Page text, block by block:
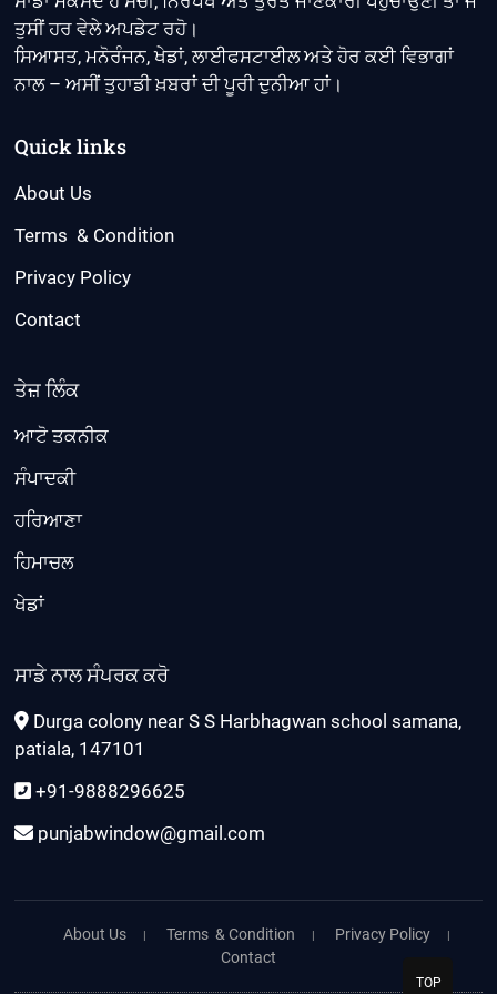
ਤੁਸੀਂ ਹਰ ਵੇਲੇ ਅਪਡੇਟ ਰਹੋ।
ਸਿਆਸਤ, ਮਨੋਰੰਜਨ, ਖੇਡਾਂ, ਲਾਈਫਸਟਾਈਲ ਅਤੇ ਹੋਰ ਕਈ ਵਿਭਾਗਾਂ
ਨਾਲ – ਅਸੀਂ ਤੁਹਾਡੀ ਖ਼ਬਰਾਂ ਦੀ ਪੂਰੀ ਦੁਨੀਆ ਹਾਂ।
Quick links
About Us
Terms & Condition
Privacy Policy
Contact
ਤੇਜ਼ ਲਿੰਕ
ਆਟੋ ਤਕਨੀਕ
ਸੰਪਾਦਕੀ
ਹਰਿਆਣਾ
ਹਿਮਾਚਲ
ਖੇਡਾਂ
ਸਾਡੇ ਨਾਲ ਸੰਪਰਕ ਕਰੋ
Durga colony near S S Harbhagwan school samana,
patiala, 147101
+91-9888296625
punjabwindow@gmail.com
About Us Terms & Condition
Privacy Policy
Contact
TOP